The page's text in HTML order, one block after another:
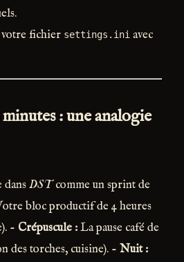
votre fichier settings.ini avec
: une analogie
dansDSTcomme un sprint de
bloc productif de 4 heures
- Crépuscule :La pause café de
des torches, cuisine). - Nuit :